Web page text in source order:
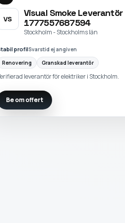
VS
Visual Smoke Leverantör
1777557687594
Stockholm - Stockholms län
profilSvarstid ej angiven
Renovering
Granskad leverantör
leverantör för elektriker i Stockholm.
Be om offert